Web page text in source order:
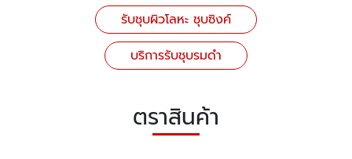
รับชุบผิวโลหะ ชุบซิงค์
บริการรับชุบรมดำ
ตราสินค้า